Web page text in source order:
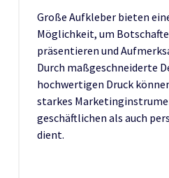
Große Aufkleber bieten
Möglichkeit, um
präsentieren und
Durch maßgeschneiderte
hochwertigen Druck
starkes
geschäftlichen als auch
dient.